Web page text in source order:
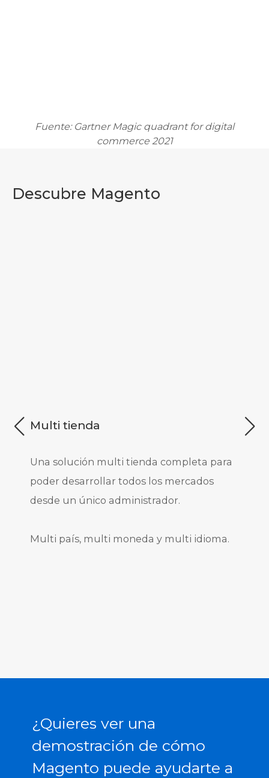
Fuente: Gartner Magic quadrant for digital
commerce 2021
Descubre Magento
Multi tienda
Una solución multi tienda completa para
poder desarrollar todos los mercados
desde un único administrador.
Multi país, multi moneda y multi idioma.
¿Quieres ver una
demostración de cómo
Magento puede ayudarte a